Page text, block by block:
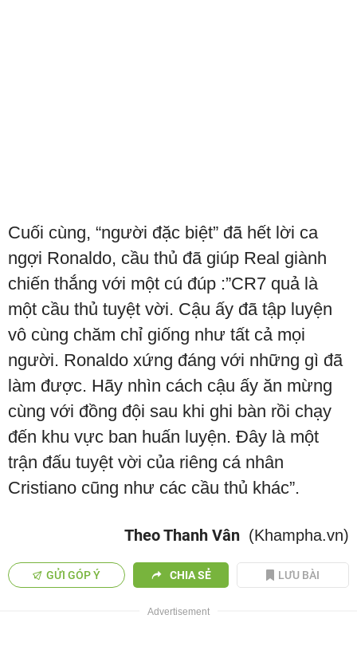
Cuối cùng, “người đặc biệt” đã hết lời ca
ngợi Ronaldo, cầu thủ đã giúp Real giành
chiến thắng với một cú đúp :”CR7 quả là
một cầu thủ tuyệt vời. Cậu ấy đã tập luyện
vô cùng chăm chỉ giống như tất cả mọi
người. Ronaldo xứng đáng với những gì đã
làm được. Hãy nhìn cách cậu ấy ăn mừng
cùng với đồng đội sau khi ghi bàn rồi chạy
đến khu vực ban huấn luyện. Đây là một
trận đấu tuyệt vời của riêng cá nhân
Cristiano cũng như các cầu thủ khác”.
Theo Thanh Vân (Khampha.vn)
GỬI GÓP Ý CHIA SẺ LƯU BÀI